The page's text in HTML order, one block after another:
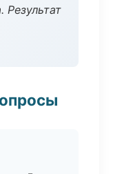
Результат